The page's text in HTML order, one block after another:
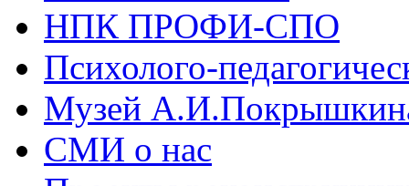
НПК ПРОФИ-СПО
Психолого-
Музей
СМИ о нас